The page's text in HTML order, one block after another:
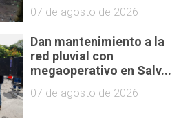
07 de agosto de 2026
Dan mantenimiento a la
red pluvial con
megaoperativo en Salv...
07 de agosto de 2026